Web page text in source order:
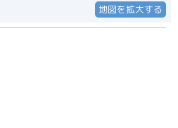
地図を拡大する